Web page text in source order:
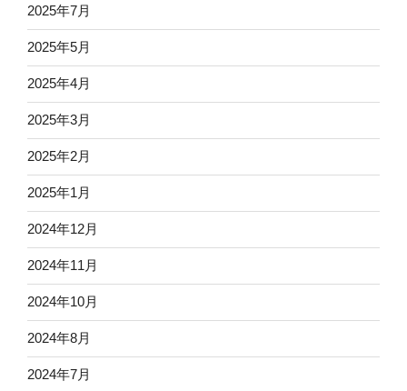
2025年7月
2025年5月
2025年4月
2025年3月
2025年2月
2025年1月
2024年12月
2024年11月
2024年10月
2024年8月
2024年7月